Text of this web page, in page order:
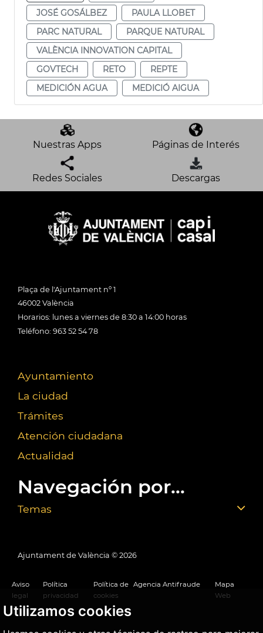
Utilizamos cookies
JOSÉ GOSÁLBEZ
PAULA LLOBET
PARC NATURAL
PARQUE NATURAL
VALÈNCIA INNOVATION CAPITAL
GOVTECH
RETO
REPTE
MEDICIÓN AGUA
MEDICIÓ AIGUA
Nuestras Apps Páginas de Interés
Redes Sociales Descargas
Plaça de l'Ajuntament nº 1
46002 València
Horarios: lunes a viernes de 8:30 a 14:00 horas
Teléfono: 963 52 54 78
Ayuntamiento
La ciudad
Trámites
Atención ciudadana
Actualidad
Navegación por...
Temas
Ajuntament de València © 2026
Aviso
legal
Política
privacidad
Política de
cookies
Agencia Antifraude
Mapa
Web